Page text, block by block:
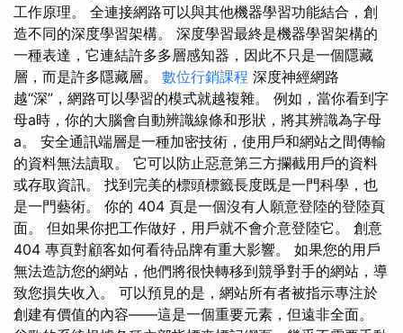
工作原理。 全連接網路可以與其他機器學習功能結合，創
造不同的深度學習架構。 深度學習最終是機器學習架構的
一種表達，它連結許多多層感知器，因此不只是一個隱藏
層，而是許多隱藏層。 數位行銷課程 深度神經網路
越“深”，網路可以學習的模式就越複雜。 例如，當你看到字
母a時，你的大腦會自動辨識線條和形狀，將其辨識為字母
a。 安全通訊端層是一種加密技術，使用戶和網站之間傳輸
的資料無法讀取。 它可以防止惡意第三方攔截用戶的資料
或存取資訊。 找到完美的標頭標籤長度既是一門科學，也
是一門藝術。 你的 404 頁是一個沒有人願意登陸的登陸頁
面。 但如果你把工作做好，用戶就不會介意登陸它。 創意
404 專頁對顧客如何看待品牌有重大影響。 如果您的用戶
無法造訪您的網站，他們將很快轉移到競爭對手的網站，導
致您損失收入。 可以預見的是，網站所有者被指示專注於
創建有價值的內容——這是一個重要元素，但遠非全面。